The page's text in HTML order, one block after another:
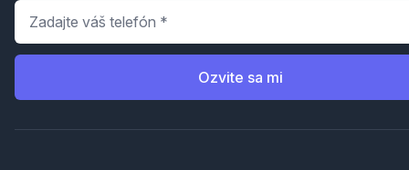
Telefón
Ozvite sa mi